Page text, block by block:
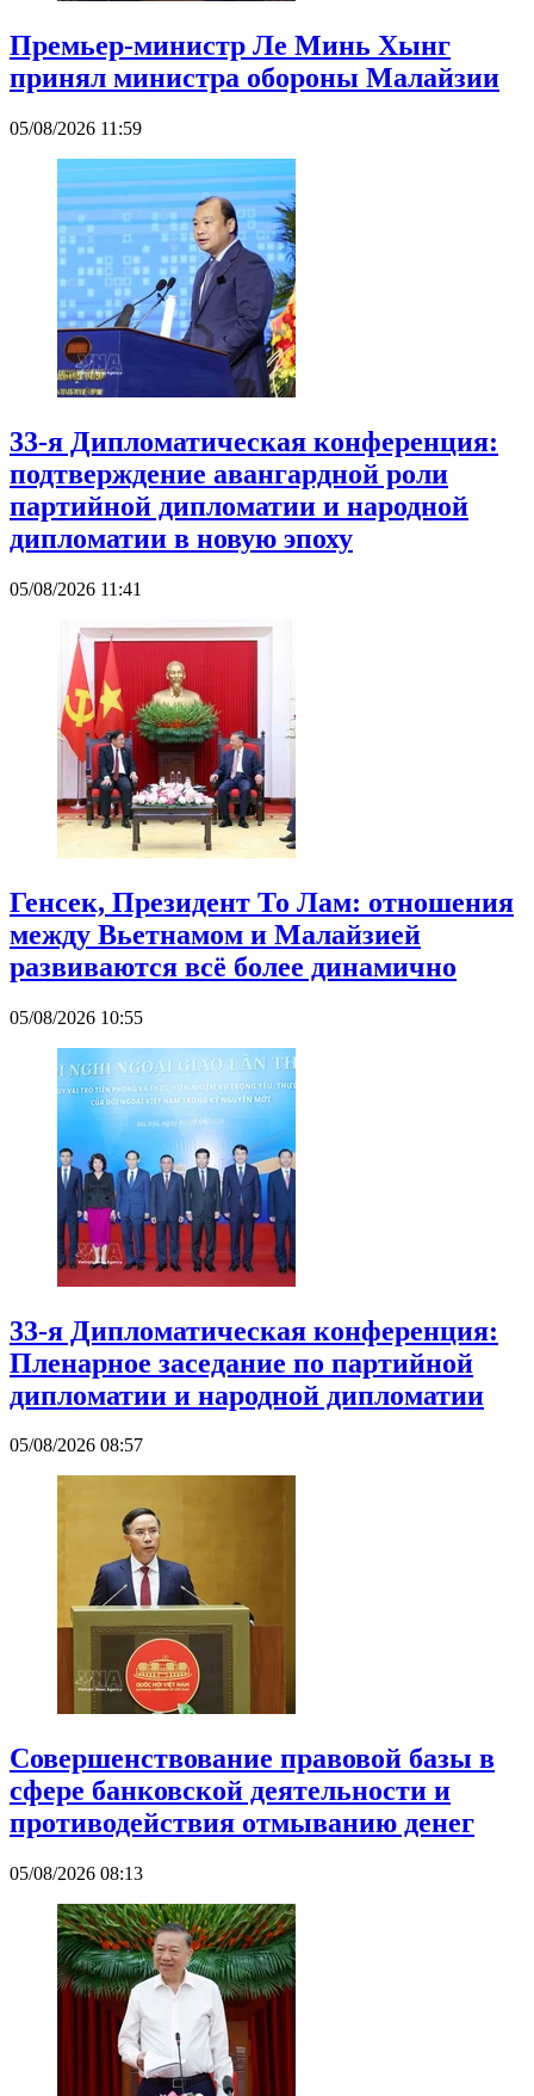
Премьер-министр Ле Минь Хынг
принял министра обороны Малайзии
05/08/2026 11:59
33-я Дипломатическая конференция:
подтверждение авангардной роли
партийной дипломатии и народной
дипломатии в новую эпоху
05/08/2026 11:41
Генсек, Президент То Лам: отношения
между Вьетнамом и Малайзией
развиваются всё более динамично
05/08/2026 10:55
33-я Дипломатическая конференция:
Пленарное заседание по партийной
дипломатии и народной дипломатии
05/08/2026 08:57
Совершенствование правовой базы в
сфере банковской деятельности и
противодействия отмыванию денег
05/08/2026 08:13